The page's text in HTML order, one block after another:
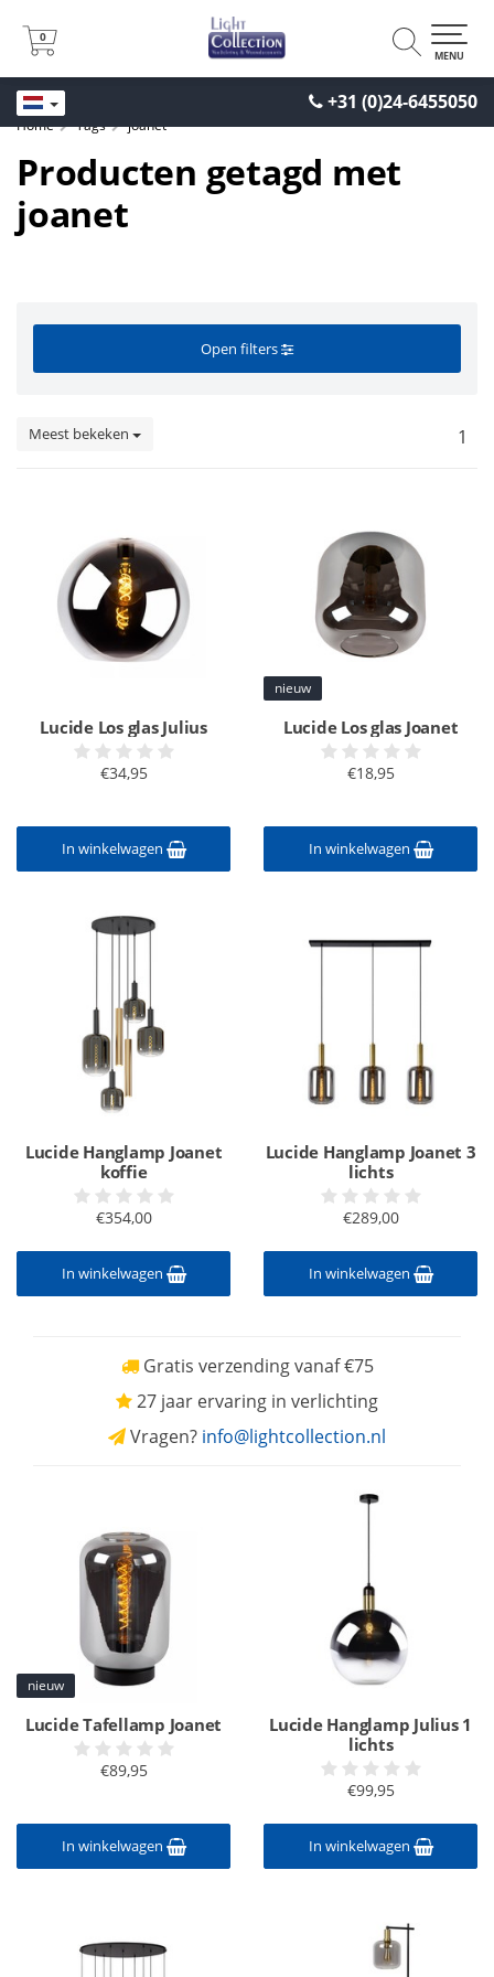
+31 (0)24-6455050
0
0
MENU
Home Tags joanet
Producten getagd met
joanet
Open filters
Meest bekeken 1
Lucide Los glas Julius
€34,95
In winkelwagen
nieuw
Lucide Los glas Joanet
€18,95
In winkelwagen
Lucide Hanglamp Joanet
koffie
€354,00
In winkelwagen
Lucide Hanglamp Joanet 3
lichts
€289,00
In winkelwagen
Gratis verzending vanaf €75
27 jaar ervaring in verlichting
Vragen? info@lightcollection.nl
nieuw
Lucide Tafellamp Joanet
€89,95
In winkelwagen
Lucide Hanglamp Julius 1
lichts
€99,95
In winkelwagen